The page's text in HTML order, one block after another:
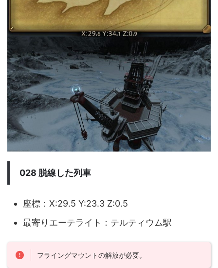
028 脱線した列車
座標：X:29.5 Y:23.3 Z:0.5
最寄りエーテライト：テルティウム駅
フライングマウントの解放が必要。